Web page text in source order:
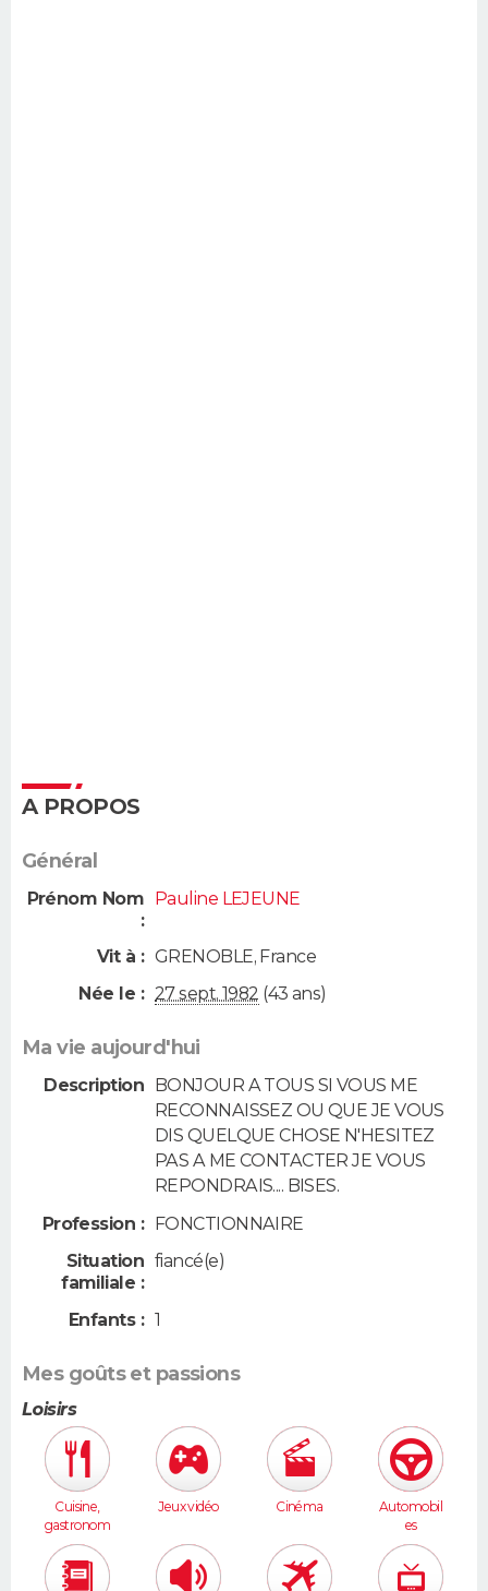
A PROPOS
Général
Prénom Nom
:
Pauline LEJEUNE
Vit à : GRENOBLE, France
Née le : 27 sept. 1982 (43 ans)
Ma vie aujourd'hui
Description
BONJOUR A TOUS SI VOUS ME
RECONNAISSEZ OU QUE JE VOUS
DIS QUELQUE CHOSE N'HESITEZ
PAS A ME CONTACTER JE VOUS
REPONDRAIS.... BISES.
Profession : FONCTIONNAIRE
Situation
familiale :
fiancé(e)
Enfants : 1
Mes goûts et passions
Loisirs
Cuisine,
gastronom
ie
Jeux vidéo Cinéma
Automobil
es